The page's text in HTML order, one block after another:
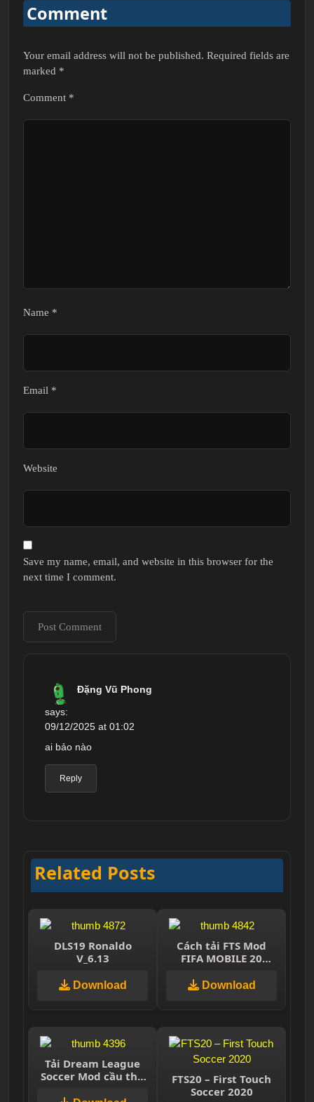
Comment
Your email address will not be published. Required fields are
marked *
Comment *
Name *
Email *
Website
Save my name, email, and website in this browser for the
next time I comment.
Đặng Vũ Phong
says:
09/12/2025 at 01:02
ai bảo nào
Reply
Related Posts
DLS19 Ronaldo
V_6.13
Download
Cách tải FTS Mod
FIFA MOBILE 20
&Jersey,Best
Download
Tải Dream League
Soccer Mod cầu thủ
FTS20 – First Touch
Soccer 2020